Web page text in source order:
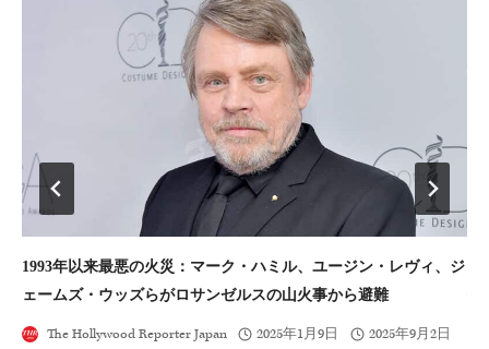
1993年以来最悪の火災：マーク・ハミル、ユージン・レヴィ、ジ
ェームズ・ウッズらがロサンゼルスの山火事から避難
The Hollywood Reporter Japan 2025年1月9日 2025年9月2日